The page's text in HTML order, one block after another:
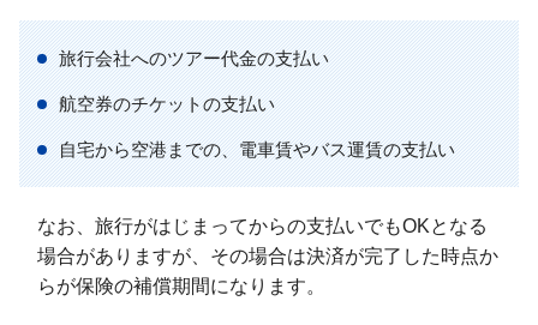
旅行会社へのツアー代金の支払い
航空券のチケットの支払い
自宅から空港までの、電車賃やバス運賃の支払い
なお、旅行がはじまってからの支払いでもOKとなる
場合がありますが、その場合は決済が完了した時点か
らが保険の補償期間になります。